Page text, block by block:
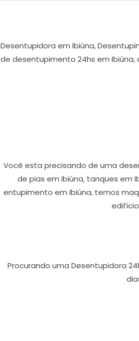
Desentupidora em Ibiúna,
de desentupimento 24hs em
Você esta precisando de uma
de pias em Ibiúna, tanques em
entupimento em Ibiúna, temos
Procurando uma Desentupidora